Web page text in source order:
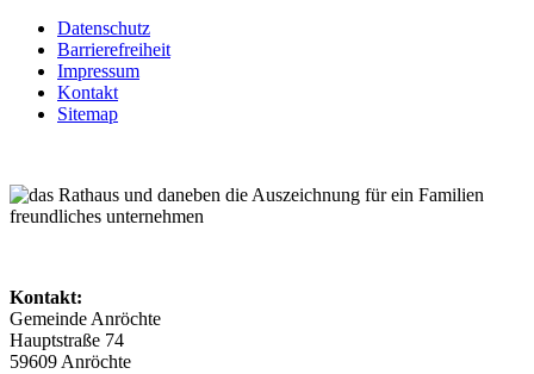
Datenschutz
Barrierefreiheit
Impressum
Kontakt
Sitemap
Kontakt:
Gemeinde Anröchte
Hauptstraße 74
59609 Anröchte